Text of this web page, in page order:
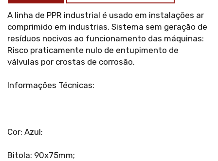
A linha de PPR industrial é usado em instalações ar
comprimido em industrias. Sistema sem geração de
resíduos nocivos ao funcionamento das máquinas:
Risco praticamente nulo de entupimento de
válvulas por crostas de corrosão.
Informações Técnicas:
Cor: Azul;
Bitola: 90x75mm;